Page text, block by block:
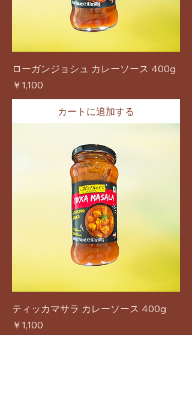
ローガンジョシュ カレーソース 400g
価格
￥1,100
カートに追加する
ティッカマサラ カレーソース 400g
価格
￥1,100